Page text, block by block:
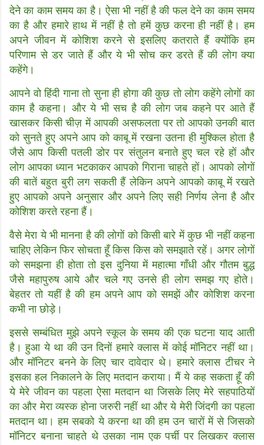
देने का काम समय का है। ऐसा भी नहीं है की फल देने का काम समय
का है और हमारे हाथ में नहीं है तो हमें कुछ करना ही नहीं है। हम
अपने जीवन में कोशिश करने से इसलिए कतराते हैं क्योंकि हम
परिणाम से डर जाते हैं और ये भी सोच कर डरते हैं की लोग क्या
कहेंगे।
आपने वो हिंदी गाना तो सुना ही होगा की कुछ तो लोग कहेंगे लोगों का
काम है कहना। और ये भी सच है की लोग जब कहने पर आते हैं
खासकर किसी चीज़ में आपकी असफलता पर तो आपको उनकी बात
को सुनते हुए अपने आप को काबू में रखना उतना ही मुश्किल होता है
जैसे आप किसी पतली डोर पर संतुलन बनाते हुए चल रहे हों और
लोग आपका ध्यान भटकाकर आपको गिराना चाहते हों। आपको लोगों
की बातें बहुत बुरी लग सकती हैं लेकिन अपने आपको काबू में रखते
हुए आपको अपने अनुसार और अपने लिए सही निर्णय लेना है और
कोशिश करते रहना हैं।
वैसे मेरा ये भी मानना है की लोगों को किसी बारे में कुछ भी नहीं कहना
चाहिए लेकिन फिर सोचता हूँ किस किस को समझाते रहें। अगर लोगों
को समझना ही होता तो इस दुनिया में महात्मा गाँधी और गौतम बुद्ध
जैसे महापुरुष आये और चले गए उनसे ही लोग समझ गए होते।
बेहतर तो यहीं है की हम अपने आप को समझें और कोशिश करना
कभी ना छोड़े।
इससे सम्बंधित मुझे अपने स्कूल के समय की एक घटना याद आती
है। हुआ ये था की उन दिनों हमारे क्लास में कोई मॉनिटर नहीं था।
और मॉनिटर बनने के लिए चार दावेदार थे। हमारे क्लास टीचर ने
इसका हल निकालने के लिए मतदान कराया। मैं ये कह सकता हूँ की
ये मेरे जीवन का पहला ऐसा मतदान था जिसके लिए मेरे सहपाठियों
का और मेरा व्यस्क होना जरुरी नहीं था और ये मेरी जिंदगी का पहला
मतदान था। हम सबको ये करना था की हम उन चारों में से जिसको
मॉनिटर बनाना चाहते थे उसका नाम एक पर्ची पर लिखकर क्लास